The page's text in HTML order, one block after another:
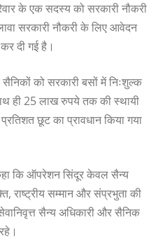
के एक सदस्य को सरकारी नौकरी
सरकारी नौकरी के लिए आवेदन
दी गई है।
सैनिकों को सरकारी बसों में निःशुल्क
ही 25 लाख रुपये तक की स्थायी
छूट का प्रावधान किया गया
कि ऑपरेशन सिंदूर केवल सैन्य
राष्ट्रीय सम्मान और संप्रभुता की
सैन्य अधिकारी और सैनिक